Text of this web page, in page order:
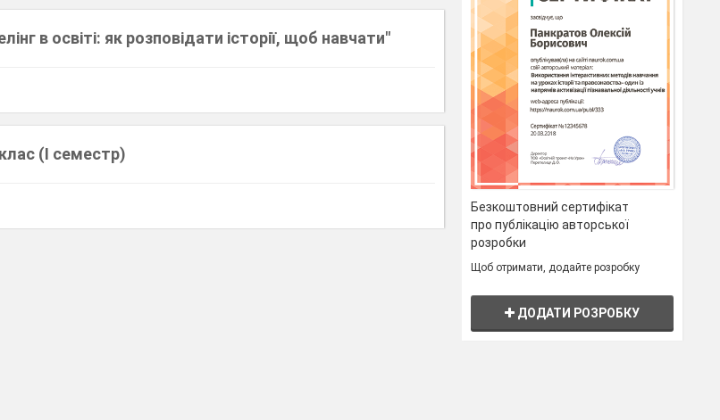
в освіті: як розповідати історії, щоб навчати"
(І семестр)
Безкоштовний сертифікат
про публікацію авторської
розробки
Щоб отримати, додайте розробку
ДОДАТИ РОЗРОБКУ